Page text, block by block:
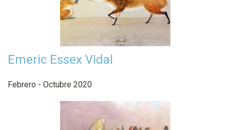
Emeric Essex Vidal
Febrero - Octubre 2020